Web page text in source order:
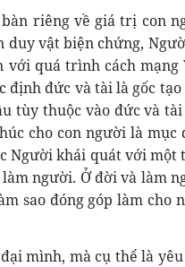
riêng về giá trị con
duy vật biện chứng,
với quá trình cách mạng
định đức và tài là gốc tạo
tùy thuộc vào đức và
cho con người là mục
Người khái quát với một
người. Ở đời và làm
sao đóng góp làm cho
mình, mà cụ thể là yêu